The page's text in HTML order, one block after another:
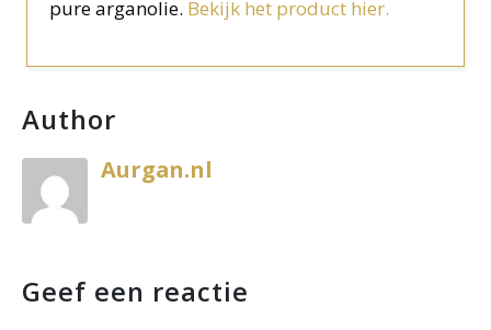
pure arganolie. Bekijk het product hier.
Author
Aurgan.nl
Geef een reactie